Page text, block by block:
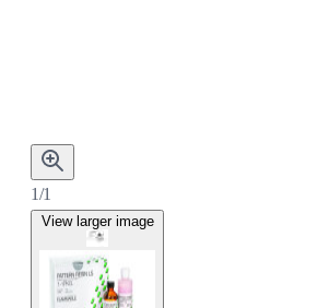
1/1
View larger image